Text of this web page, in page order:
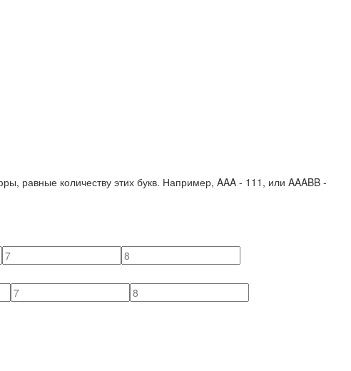
равные количеству этих букв. Например, AAA - 111 , или AAABB -